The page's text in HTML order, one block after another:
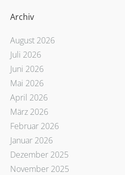
Archiv
August 2026
Juli 2026
Juni 2026
Mai 2026
April 2026
März 2026
Februar 2026
Januar 2026
Dezember 2025
November 2025